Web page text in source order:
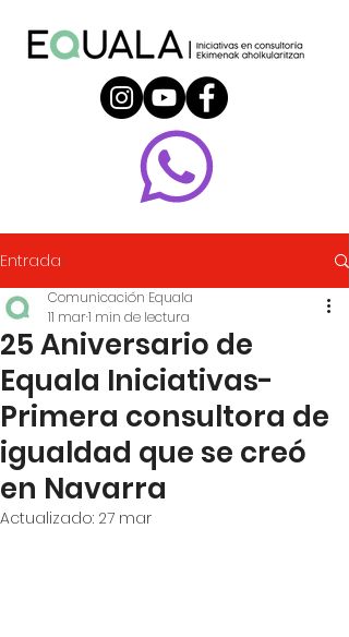
Entrada
25 Aniversario de
Equala Iniciativas-
Primera consultora de
igualdad que se creó
en Navarra
Comunicación Equala
11 mar1 min de lectura
Actualizado: 27 mar